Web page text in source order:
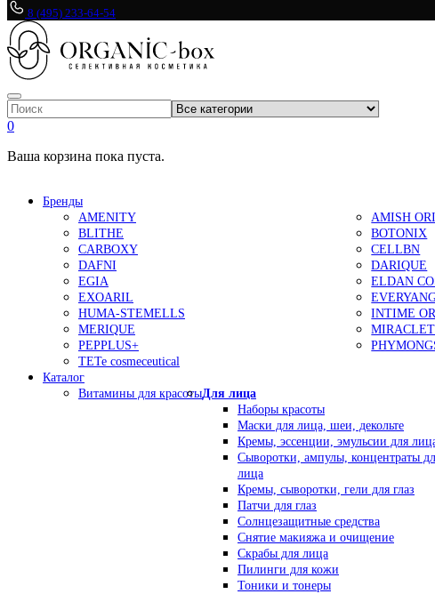
8 (495) 233-64-54
0
Ваша корзина пока пуста.
Бренды
AMENITY
AMISH
BLITHE
BOTONIX
CARBOXY
CELLBN
DAFNI
DARIQUE
EGIA
ELDAN
EXOARIL
HUMA-STEMELLS
INTIME
MERIQUE
PEPPLUS+
TETe cosmeceutical
Каталог
Витамины для красотыДля лица
Наборы красоты
Маски для лица, шеи, декольте
Кремы, эссенции, эмульсии для
Сыворотки, ампулы, концентраты
лица
Кремы, сыворотки, гели для глаз
Патчи для глаз
Солнцезащитные средства
Снятие макияжа и очищение
Скрабы для лица
Пилинги для кожи
Тоники и тонеры